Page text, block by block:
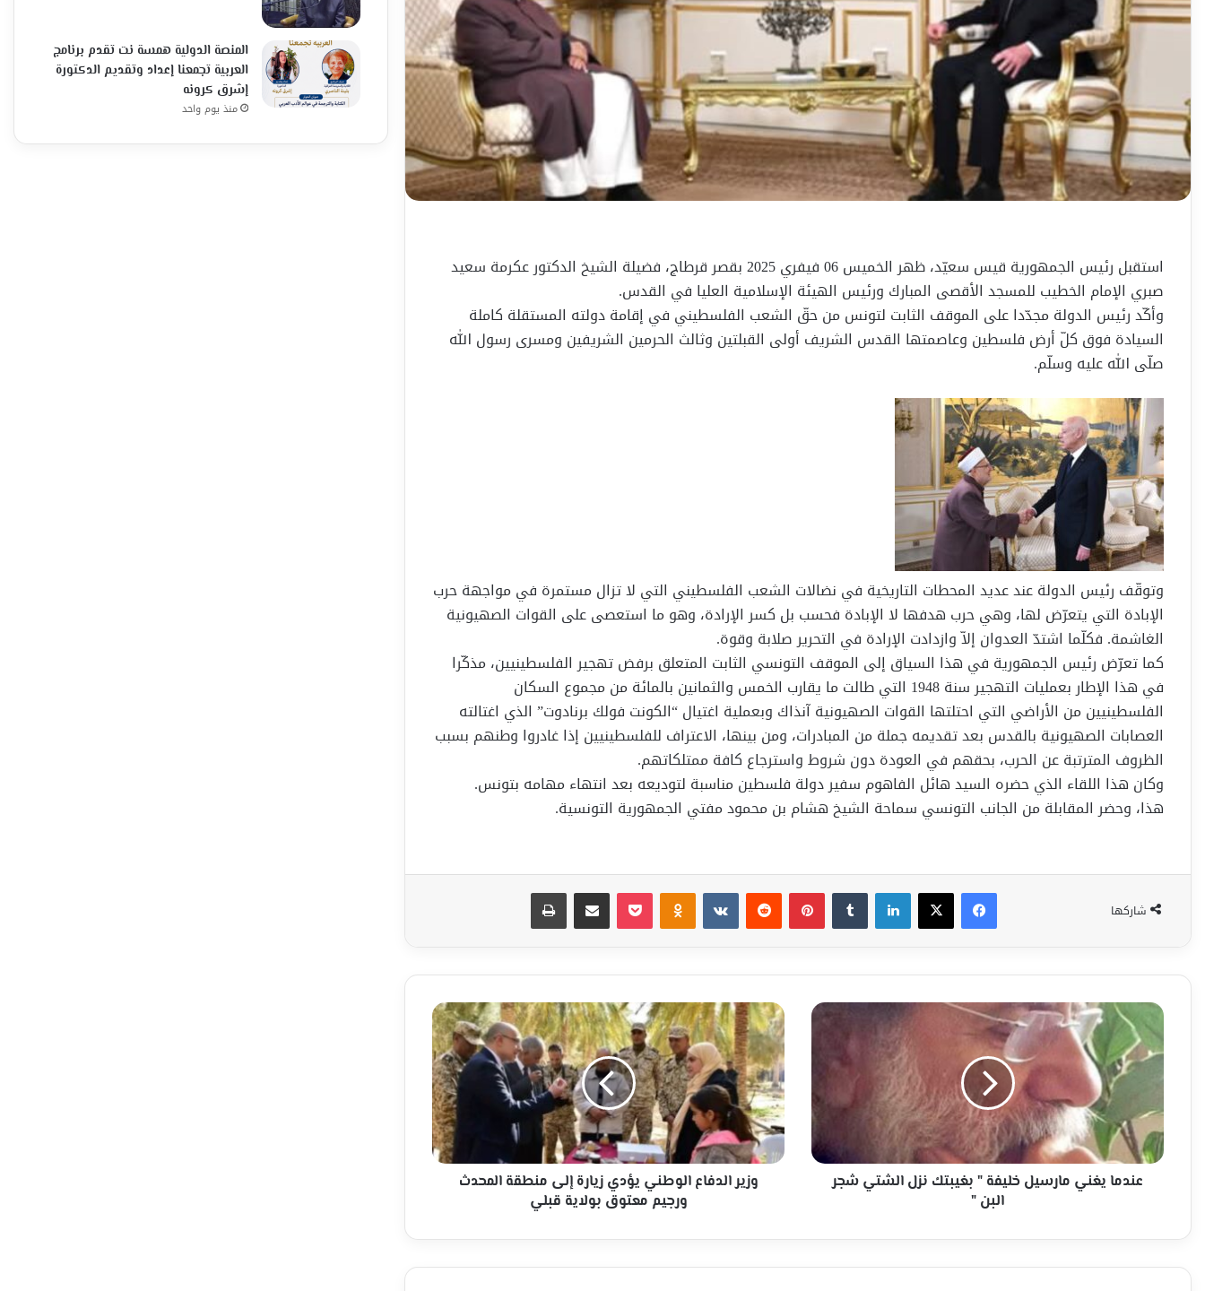
استقبل رئيس الجمهورية قيس سعيّد، ظهر الخميس 06 فيفري 2025 بقصر قرطاج، فضيلة الشيخ الدكتور عكرمة سعيد
صبري الإمام الخطيب للمسجد الأقصى المبارك ورئيس الهيئة الإسلامية العليا في القدس.
وأكّد رئيس الدولة مجدّدا على الموقف الثابت لتونس من حقّ الشعب الفلسطيني في إقامة دولته المستقلة كاملة
السيادة فوق كلّ أرض فلسطين وعاصمتها القدس الشريف أولى القبلتين وثالث الحرمين الشريفين ومسرى رسول الله
صلّى الله عليه وسلّم.
وتوقّف رئيس الدولة عند عديد المحطات التاريخية في نضالات الشعب الفلسطيني التي لا تزال مستمرة في مواجهة حرب
الإبادة التي يتعرّض لها، وهي حرب هدفها لا الإبادة فحسب بل كسر الإرادة، وهو ما استعصى على القوات الصهيونية
الغاشمة. فكلّما اشتدّ العدوان إلاّ وازدادت الإرادة في التحرير صلابة وقوة.
كما تعرّض رئيس الجمهورية في هذا السياق إلى الموقف التونسي الثابت المتعلق برفض تهجير الفلسطينيين، مذكّرا
في هذا الإطار بعمليات التهجير سنة 1948 التي طالت ما يقارب الخمس والثمانين بالمائة من مجموع السكان
الفلسطينيين من الأراضي التي احتلتها القوات الصهيونية آنذاك وبعملية اغتيال “الكونت فولك برنادوت” الذي اغتالته
العصابات الصهيونية بالقدس بعد تقديمه جملة من المبادرات، ومن بينها، الاعتراف للفلسطينيين إذا غادروا وطنهم بسبب
الظروف المترتبة عن الحرب، بحقهم في العودة دون شروط واسترجاع كافة ممتلكاتهم.
وكان هذا اللقاء الذي حضره السيد هائل الفاهوم سفير دولة فلسطين مناسبة لتوديعه بعد انتهاء مهامه بتونس.
هذا، وحضر المقابلة من الجانب التونسي سماحة الشيخ هشام بن محمود مفتي الجمهورية التونسية.
شاركها
فيسبوك‫X لينكدإن بينتيريست Odnoklassniki
‫Pocket مشاركة عبر البريد طباعة
عندما
يغني
مارسيل
خليفة
"
بغيبتك
نزل
الشتي
شجر
عندما يغني مارسيل خليفة " بغيبتك نزل الشتي شجر
البن "
وزير
الدفاع
الوطني
يؤدي
زيارة
إلى
منطقة
المحدث
ورجيم
معتوقوزير الدفاع الوطني يؤدي زيارة إلى منطقة المحدث
ورجيم معتوق بولاية قبلي
المنصة الدولية همسة نت تقدم برنامج
العربية تجمعنا إعداد وتقديم الدكتورة
إشرق كرونه
منذ يوم واحد